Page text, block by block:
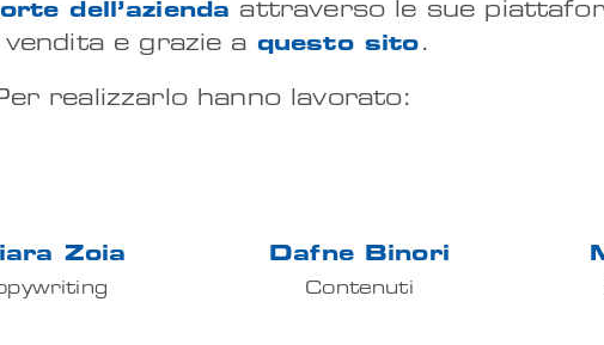
dell’azienda attraverso le sue
vendita e grazie a questo sito .
realizzarlo hanno lavorato:
Zoia Dafne Binori
Contenuti